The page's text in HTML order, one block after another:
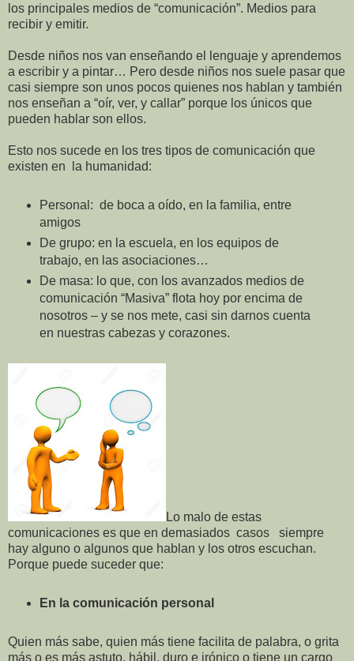
los principales medios de “comunicación”. Medios para
recibir y emitir.
Desde niños nos van enseñando el lenguaje y aprendemos
a escribir y a pintar… Pero desde niños nos suele pasar que
casi siempre son unos pocos quienes nos hablan y también
nos enseñan a “oír, ver, y callar” porque los únicos que
pueden hablar son ellos.
Esto nos sucede en los tres tipos de comunicación que
existen en la humanidad:
Personal: de boca a oído, en la familia, entre
amigos
De grupo: en la escuela, en los equipos de
trabajo, en las asociaciones…
De masa: lo que, con los avanzados medios de
comunicación “Masiva” flota hoy por encima de
nosotros – y se nos mete, casi sin darnos cuenta
en nuestras cabezas y corazones.
Lo malo de estas
comunicaciones es que en demasiados casos siempre
hay alguno o algunos que hablan y los otros escuchan.
Porque puede suceder que:
En la comunicación personal
Quien más sabe, quien más tiene facilita de palabra, o grita
más o es más astuto, hábil, duro e irónico o tiene un cargo